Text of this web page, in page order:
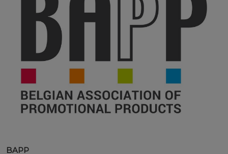
BAPP